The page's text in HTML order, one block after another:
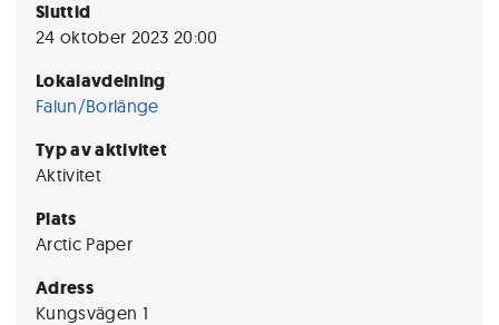
Sluttid
24 oktober 2023 20:00
Lokalavdelning
Falun/Borlänge
Typ av aktivitet
Aktivitet
Plats
Arctic Paper
Adress
Kungsvägen 1